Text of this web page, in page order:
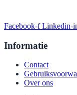
Facebook-f Linkedin-
Informatie
Contact
Over ons